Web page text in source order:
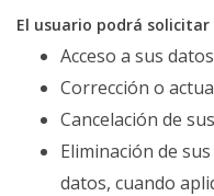
El usuario podrá
Acceso a sus
Corrección o
Cancelación de
Eliminación de
datos, cuando